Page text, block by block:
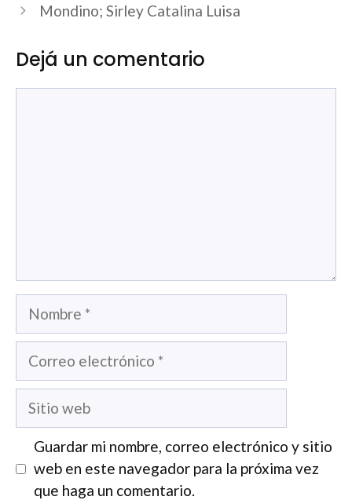
Mondino; Sirley Catalina Luisa
Dejá un comentario
Nombre
Correo
Sitio
Guardar mi nombre, correo electrónico y sitio
web en este navegador para la próxima vez
que haga un comentario.